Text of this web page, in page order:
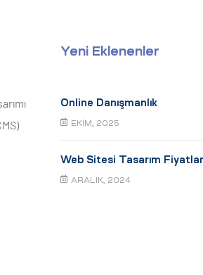
Yeni Eklenenler
Online Danışmanlık
EKIM, 2025
Web Sitesi Tasarım
ARALIK, 2024